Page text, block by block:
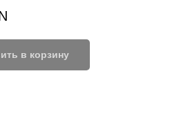
в корзину